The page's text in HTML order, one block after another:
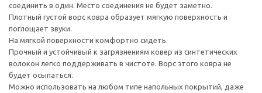
соединить в один. Место соединения не будет заметно.
Плотный густой ворс ковра образует мягкую поверхность и
поглощает звуки.
На мягкой поверхности комфортно сидеть.
Прочный и устойчивый к загрязнениям ковер из синтетических
волокон легко поддерживать в чистоте. Ворс этого ковра не
будет осыпаться.
Можно использовать на любом типе напольных покрытий, даже